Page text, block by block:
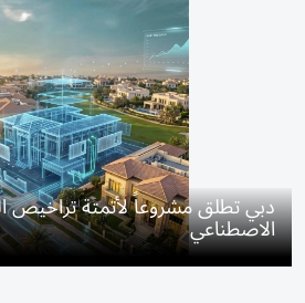
دبي تطلق مشروعاً لأتمتة تراخيص
الاصطناعي